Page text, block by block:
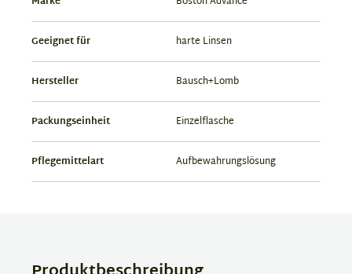
Geeignet für harte Linsen
Hersteller Bausch+Lomb
Packungseinheit Einzelflasche
Pflegemittelart Aufbewahrungslösung